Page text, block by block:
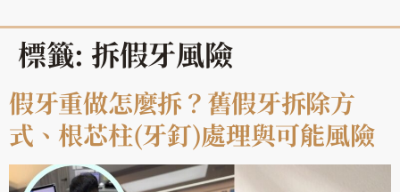
標籤: 拆假牙風險
假牙重做怎麼拆？舊假牙拆除方
式、根芯柱(牙釘)處理與可能風險